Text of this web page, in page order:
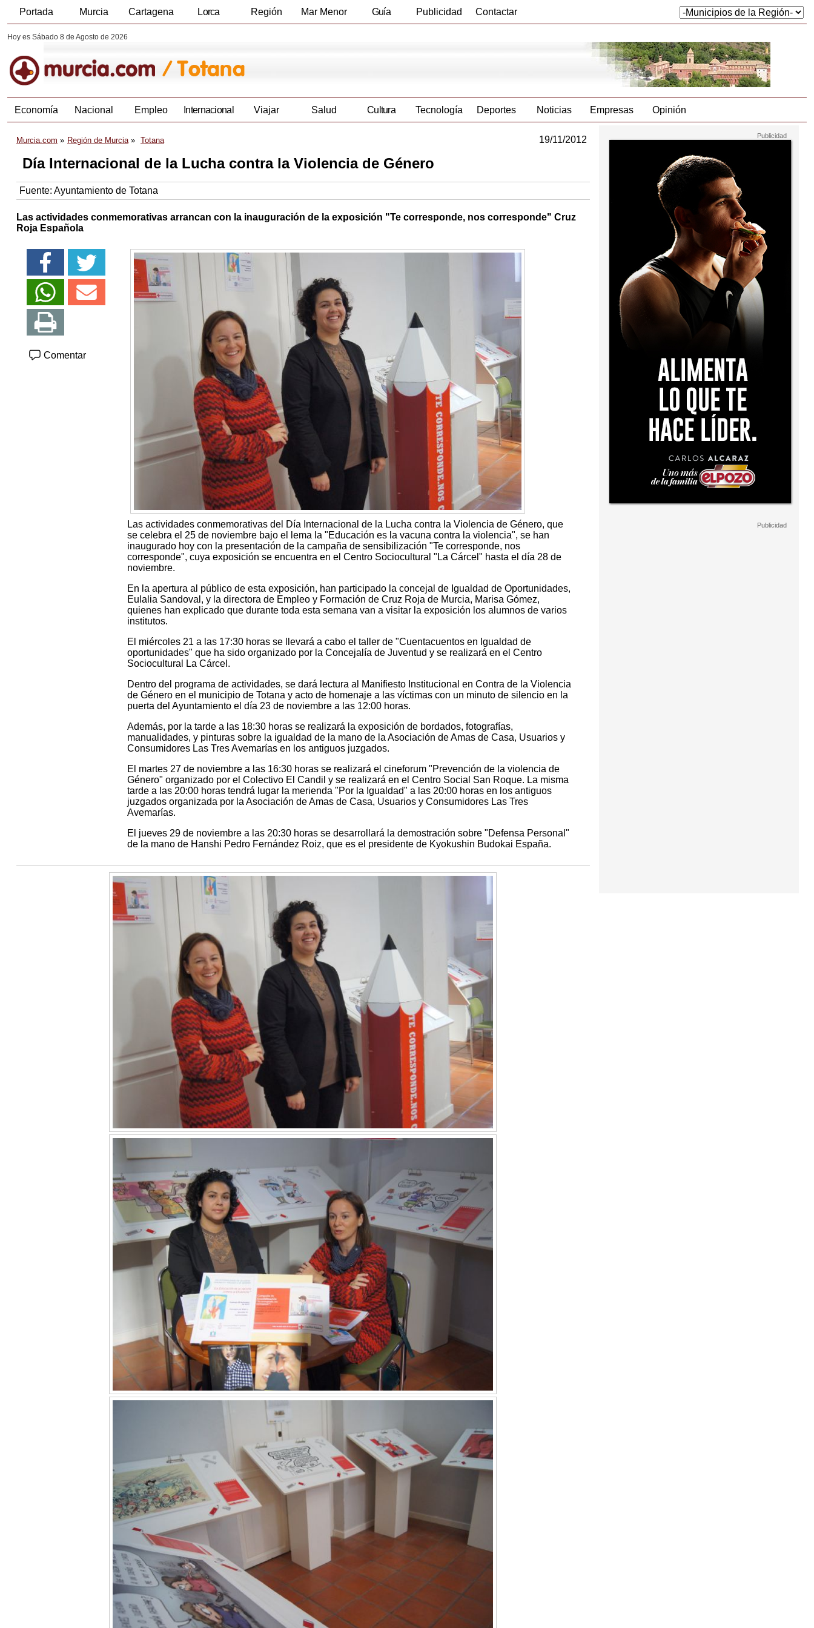
Portada Murcia Cartagena Lorca Región Mar Menor Guía Publicidad Contactar
Hoy es Sábado 8 de Agosto de 2026
Economía Nacional Empleo Internacional Viajar Salud Cultura Tecnología Deportes Noticias Empresas Opinión
Murcia.com Región de Murcia Totana 19/11/2012
Día Internacional de la Lucha contra la Violencia de Género
Fuente: Ayuntamiento de Totana
Las actividades conmemorativas arrancan con la inauguración de la exposición "Te corresponde, nos corresponde" Cruz
Roja Española
Comentar
Las actividades conmemorativas del Día Internacional de la Lucha contra la Violencia de Género, que
se celebra el 25 de noviembre bajo el lema la "Educación es la vacuna contra la violencia", se han
inaugurado hoy con la presentación de la campaña de sensibilización "Te corresponde, nos
corresponde", cuya exposición se encuentra en el Centro Sociocultural "La Cárcel" hasta el día 28 de
noviembre.
En la apertura al público de esta exposición, han participado la concejal de Igualdad de Oportunidades,
Eulalia Sandoval, y la directora de Empleo y Formación de Cruz Roja de Murcia, Marisa Gómez,
quienes han explicado que durante toda esta semana van a visitar la exposición los alumnos de varios
institutos.
El miércoles 21 a las 17:30 horas se llevará a cabo el taller de "Cuentacuentos en Igualdad de
oportunidades" que ha sido organizado por la Concejalía de Juventud y se realizará en el Centro
Sociocultural La Cárcel.
Dentro del programa de actividades, se dará lectura al Manifiesto Institucional en Contra de la Violencia
de Género en el municipio de Totana y acto de homenaje a las víctimas con un minuto de silencio en la
puerta del Ayuntamiento el día 23 de noviembre a las 12:00 horas.
Además, por la tarde a las 18:30 horas se realizará la exposición de bordados, fotografías,
manualidades, y pinturas sobre la igualdad de la mano de la Asociación de Amas de Casa, Usuarios y
Consumidores Las Tres Avemarías en los antiguos juzgados.
El martes 27 de noviembre a las 16:30 horas se realizará el cineforum "Prevención de la violencia de
Género" organizado por el Colectivo El Candil y se realizará en el Centro Social San Roque. La misma
tarde a las 20:00 horas tendrá lugar la merienda "Por la Igualdad" a las 20:00 horas en los antiguos
juzgados organizada por la Asociación de Amas de Casa, Usuarios y Consumidores Las Tres
Avemarías.
El jueves 29 de noviembre a las 20:30 horas se desarrollará la demostración sobre "Defensa Personal"
de la mano de Hanshi Pedro Fernández Roiz, que es el presidente de Kyokushin Budokai España.